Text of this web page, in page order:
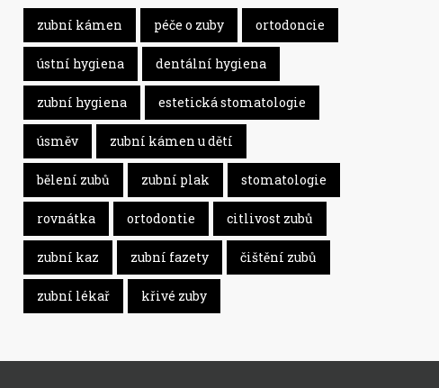
zubní kámen péče o zuby ortodoncie
ústní hygiena dentální hygiena
zubní hygiena estetická stomatologie
úsměv zubní kámen u dětí
bělení zubů zubní plak stomatologie
rovnátka ortodontie citlivost zubů
zubní kaz zubní fazety čištění zubů
zubní lékař křivé zuby